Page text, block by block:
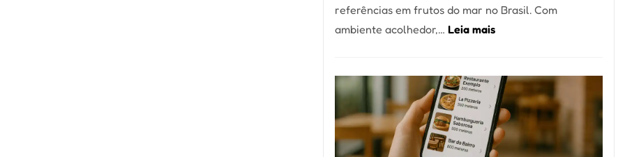
a
Alta
referências em frutos do mar no Brasil. Com
ambiente acolhedor,… Leia mais:
onde
encontrar
e
como